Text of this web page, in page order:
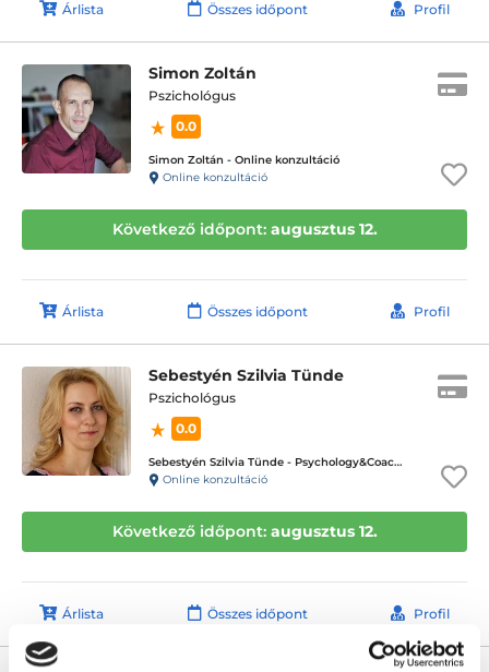
Árlista Összes időpont Profil
Simon Zoltán
Pszichológus
0.0
Simon Zoltán - Online konzultáció
Online konzultáció
Következő időpont: augusztus 12.
Árlista Összes időpont Profil
Sebestyén Szilvia Tünde
Pszichológus
0.0
Sebestyén Szilvia Tünde - Psychology&Coaching - ICD terápiás magánpraxis
Online konzultáció
Következő időpont: augusztus 12.
Árlista Összes időpont Profil